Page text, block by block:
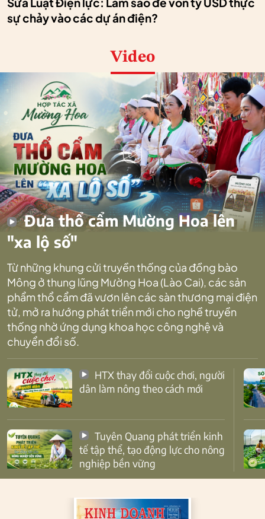
Sửa Luật Điện lực: Làm sao để vốn tỷ USD thực
sự chảy vào các dự án điện?
Video
Đưa thổ cẩm Mường Hoa lên
"xa lộ số"
Từ những khung cửi truyền thống của đồng bào
Mông ở thung lũng Mường Hoa (Lào Cai), các sản
phẩm thổ cẩm đã vươn lên các sàn thương mại điện
tử, mở ra hướng phát triển mới cho nghề truyền
thống nhờ ứng dụng khoa học công nghệ và
chuyển đổi số.
dân làm nông theo cách mới
tế tập thể, tạo động lực cho nông
nghiệp bền vững